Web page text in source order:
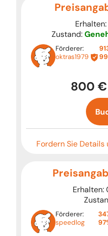
Erhalten:
Zustand:
Förderer:
oktras1979
800 €
Fordern Sie
Erhalten:
Förderer:
speedlog